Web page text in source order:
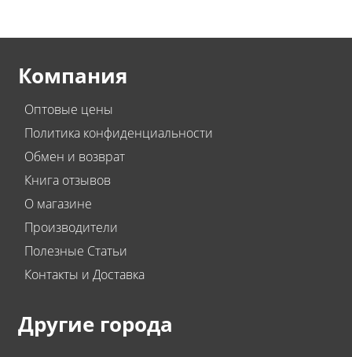
Компания
Оптовые цены
Политика конфиденциальности
Обмен и возврат
Книга отзывов
О магазине
Производители
Полезные Статьи
Контакты и Доставка
Другие города